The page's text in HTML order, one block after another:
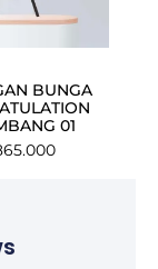
BUNGA
01